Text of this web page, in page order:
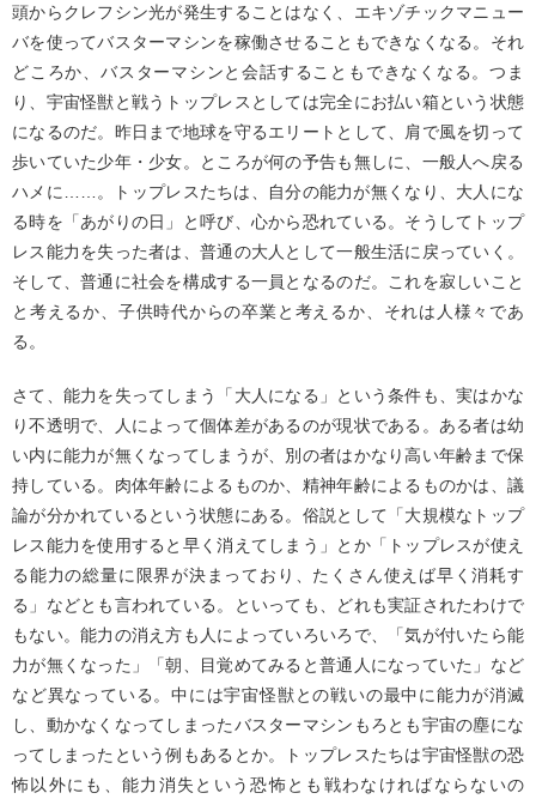
頭からクレフシン光が発生することはなく、エキゾチックマニュー
バを使ってバスターマシンを稼働させることもできなくなる。それ
どころか、バスターマシンと会話することもできなくなる。つま
り、宇宙怪獣と戦うトップレスとしては完全にお払い箱という状態
になるのだ。昨日まで地球を守るエリートとして、肩で風を切って
歩いていた少年・少女。ところが何の予告も無しに、一般人へ戻る
ハメに……。トップレスたちは、自分の能力が無くなり、大人にな
る時を「あがりの日」と呼び、心から恐れている。そうしてトップ
レス能力を失った者は、普通の大人として一般生活に戻っていく。
そして、普通に社会を構成する一員となるのだ。これを寂しいこと
と考えるか、子供時代からの卒業と考えるか、それは人様々であ
る。
さて、能力を失ってしまう「大人になる」という条件も、実はかな
り不透明で、人によって個体差があるのが現状である。ある者は幼
い内に能力が無くなってしまうが、別の者はかなり高い年齢まで保
持している。肉体年齢によるものか、精神年齢によるものかは、議
論が分かれているという状態にある。俗説として「大規模なトップ
レス能力を使用すると早く消えてしまう」とか「トップレスが使え
る能力の総量に限界が決まっており、たくさん使えば早く消耗す
る」などとも言われている。といっても、どれも実証されたわけで
もない。能力の消え方も人によっていろいろで、「気が付いたら能
力が無くなった」「朝、目覚めてみると普通人になっていた」など
など異なっている。中には宇宙怪獣との戦いの最中に能力が消滅
し、動かなくなってしまったバスターマシンもろとも宇宙の塵にな
ってしまったという例もあるとか。トップレスたちは宇宙怪獣の恐
怖以外にも、能力消失という恐怖とも戦わなければならないの